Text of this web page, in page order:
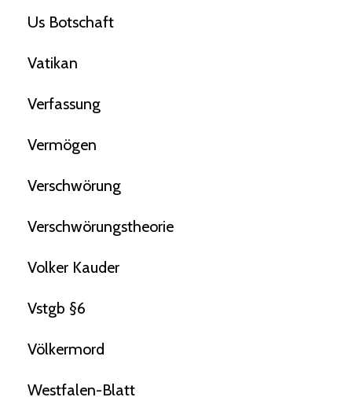
Us Botschaft
Vatikan
Verfassung
Vermögen
Verschwörung
Verschwörungstheorie
Volker Kauder
Vstgb §6
Völkermord
Westfalen-Blatt